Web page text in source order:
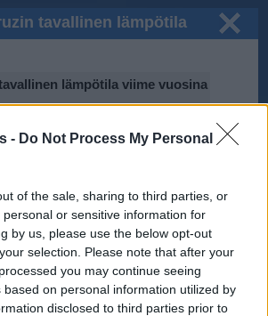
- Do Not Process My Personal
of the sale, sharing to third parties, or
or sensitive information for
by us, please use the below opt-out
selection. Please note that after your
you may continue seeing
based on personal information utilized by
disclosed to third parties prior to
tavallinen lämpötila
lämpötila viime vuosina
2017
2015
2014
2013